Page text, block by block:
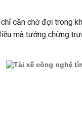
cần chờ đợi trong
mà tưởng chừng